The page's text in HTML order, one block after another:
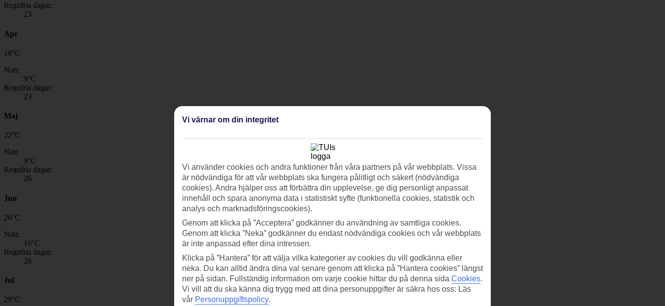
Regnfria dagar:
23
Apr
18°C
Natt:
9°C
Regnfria dagar:
23
Maj
22°C
Natt:
9°C
Regnfria dagar:
26
Jun
26°C
Natt:
16°C
Regnfria dagar:
28
Jul
29°C
Vi värnar om din integritet
Vi använder cookies och andra funktioner från våra partners på vår webbplats. Vissa
är nödvändiga för att vår webbplats ska fungera pålitligt och säkert (nödvändiga
cookies). Andra hjälper oss att förbättra din upplevelse, ge dig personligt anpassat
innehåll och spara anonyma data i statistiskt syfte (funktionella cookies, statistik och
analys och marknadsföringscookies).
Genom att klicka på ”Acceptera” godkänner du användning av samtliga cookies.
Genom att klicka ”Neka” godkänner du endast nödvändiga cookies och vår webbplats
är inte anpassad efter dina intressen.
Klicka på ”Hantera” för att välja vilka kategorier av cookies du vill godkänna eller
neka. Du kan alltid ändra dina val senare genom att klicka på ”Hantera cookies” längst
ner på sidan. Fullständig information om varje cookie hittar du på denna sida Cookies.
Vi vill att du ska känna dig trygg med att dina personuppgifter är säkra hos oss: Läs
vår Personuppgiftspolicy.